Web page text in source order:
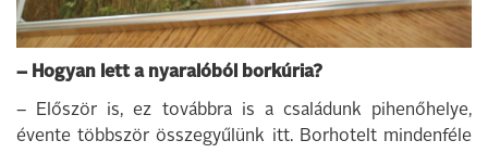
– Hogyan lett a nyaralóból borkúria?
– Először is, ez továbbra is a családunk pihenőhelye,
évente többször összegyűlünk itt. Borhotelt mindenféle